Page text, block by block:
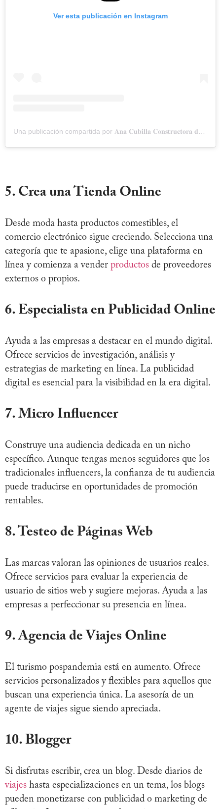
Ver esta publicación en Instagram
Una publicación compartida por 𝐀𝐧𝐚 𝐂𝐮𝐛𝐢𝐥𝐥𝐚 𝐂𝐨𝐧𝐬𝐭𝐫𝐮𝐜𝐭𝐨𝐫𝐚 𝐝𝐞 𝐌𝐚𝐫𝐜𝐚 𝐏𝐞𝐫𝐬𝐨𝐧𝐚𝐥 (@ana_cubilla_)
5. Crea una Tienda Online
Desde moda hasta productos comestibles, el
comercio electrónico sigue creciendo. Selecciona una
categoría que te apasione, elige una plataforma en
línea y comienza a vender productos de proveedores
externos o propios.
6. Especialista en Publicidad Online
Ayuda a las empresas a destacar en el mundo digital.
Ofrece servicios de investigación, análisis y
estrategias de marketing en línea. La publicidad
digital es esencial para la visibilidad en la era digital.
7. Micro Influencer
Construye una audiencia dedicada en un nicho
específico. Aunque tengas menos seguidores que los
tradicionales influencers, la confianza de tu audiencia
puede traducirse en oportunidades de promoción
rentables.
8. Testeo de Páginas Web
Las marcas valoran las opiniones de usuarios reales.
Ofrece servicios para evaluar la experiencia de
usuario de sitios web y sugiere mejoras. Ayuda a las
empresas a perfeccionar su presencia en línea.
9. Agencia de Viajes Online
El turismo pospandemia está en aumento. Ofrece
servicios personalizados y flexibles para aquellos que
buscan una experiencia única. La asesoría de un
agente de viajes sigue siendo apreciada.
10. Blogger
Si disfrutas escribir, crea un blog. Desde diarios de
viajes hasta especializaciones en un tema, los blogs
pueden monetizarse con publicidad o marketing de